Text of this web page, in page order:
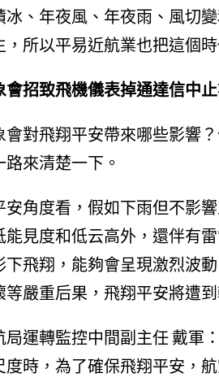
冰、年夜風、年夜雨、風切
，所以平易近航業也把這個
會招致飛機儀表掉通達信中
會對飛翔平安帶來哪些影響
來清楚一下。
安角度看，假如下雨但不影
能見度和低云高外，還伴有
下飛翔，能夠會呈現激烈波
等嚴重后果，飛翔平安將遭到
局運轉監控中間副主任 戴軍
度時，為了確保飛翔平安，